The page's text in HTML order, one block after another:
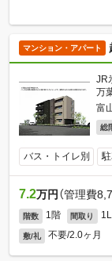
マンション・アパート
JR
万
富
総
バス・トイレ別
7.2万円 （管理費
階数 1階 間取り
敷/礼 不要/2.0ヶ月